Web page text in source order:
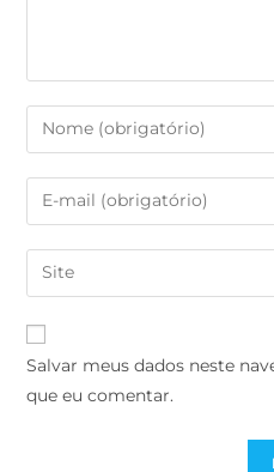
Salvar meus dados neste
que eu comentar.